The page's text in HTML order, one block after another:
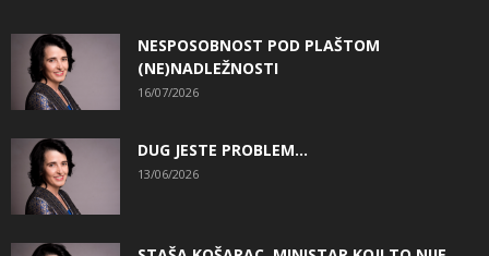
NESPOSOBNOST POD PLAŠTOM
(NE)NADLEŽNOSTI
16/07/2026
DUG JESTE PROBLEM…
13/06/2026